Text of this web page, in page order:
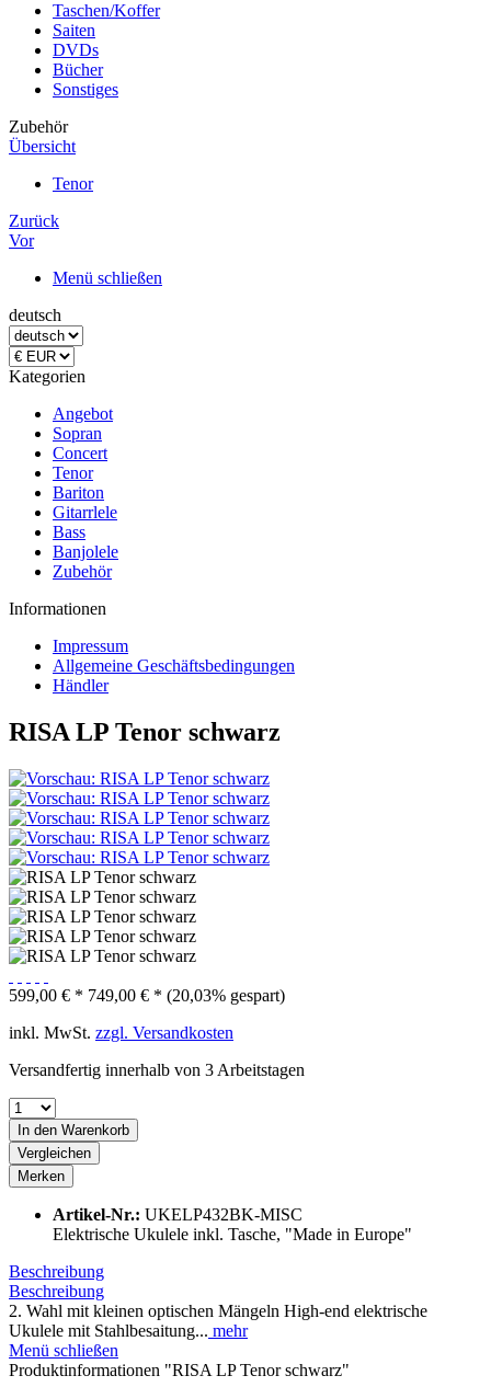
Taschen/Koffer
Saiten
DVDs
Bücher
Sonstiges
Zubehör
Übersicht
Tenor
Zurück
Vor
Menü schließen
deutsch
Kategorien
Angebot
Sopran
Concert
Tenor
Bariton
Gitarrlele
Bass
Banjolele
Zubehör
Informationen
Impressum
Allgemeine Geschäftsbedingungen
Händler
RISA LP Tenor schwarz
599,00 € * 749,00 € * (20,03% gespart)
inkl. MwSt. zzgl. Versandkosten
Versandfertig innerhalb von 3 Arbeitstagen
In den Warenkorb
Vergleichen
Merken
Artikel-Nr.: UKELP432BK-MISC
Elektrische Ukulele inkl. Tasche, "Made in Europe"
Beschreibung
Beschreibung
2. Wahl mit kleinen optischen Mängeln High-end elektrische
Ukulele mit Stahlbesaitung... mehr
Menü schließen
Produktinformationen "RISA LP Tenor schwarz"